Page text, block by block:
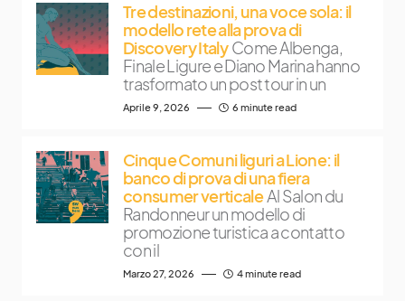
Tre destinazioni, una voce sola: il
modello rete alla prova di
Discovery Italy Come Albenga,
Finale Ligure e Diano Marina hanno
trasformato un post tour in un
Aprile 9, 2026 6 minute read
Cinque Comuni liguri a Lione: il
banco di prova di una fiera
consumer verticale Al Salon du
Randonneur un modello di
promozione turistica a contatto
con il
Marzo 27, 2026 4 minute read